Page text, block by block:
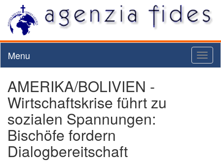
Menu
AMERIKA/BOLIVIEN -
Wirtschaftskrise führt zu
sozialen Spannungen:
Bischöfe fordern
Dialogbereitschaft